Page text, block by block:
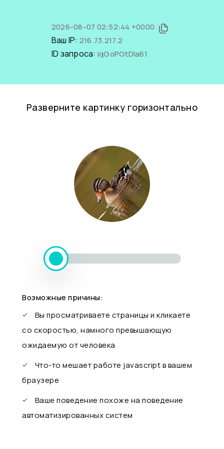
2026-08-07 02:52:44 +0000
Ваш IP: 216.73.217.2
ID запроса: iqGoPGtDIa61
Разверните картинку горизонтально
Возможные причины:
Вы просматриваете страницы и кликаете
со скоростью, намного превышающую
ожидаемую от человека
Что-то мешает работе javascript в вашем
браузере
Ваше поведение похоже на поведение
автоматизированных систем